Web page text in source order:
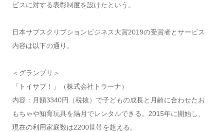
ビスに対する表彰制度を設けたという。
日本サブスクリプションビジネス大賞2019の受賞者とサービス
内容は以下の通り。
＜グランプリ＞
「トイサブ！」（株式会社トラーナ）
内容：月額3340円（税抜）で子どもの成長と月齢に合わせたお
もちゃや知育玩具を隔月でレンタルできる。2015年に開始し、
現在の利用家庭数は2200世帯を超える。